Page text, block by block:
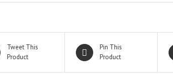
Tweet This
Product
Pin This
Product